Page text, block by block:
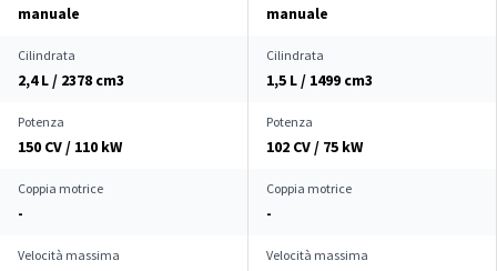
manuale manuale
Cilindrata
2,4 L / 2378 cm3
Cilindrata
1,5 L / 1499 cm3
Potenza
150 CV / 110 kW
Potenza
102 CV / 75 kW
Coppia motrice
-
Coppia motrice
-
Velocità massima Velocità massima